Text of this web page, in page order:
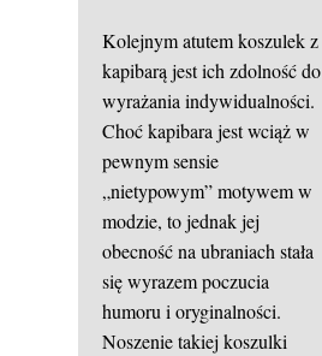
Kolejnym atutem koszulek z
kapibarą jest ich zdolność do
wyrażania indywidualności.
Choć kapibara jest wciąż w
pewnym sensie
„nietypowym” motywem w
modzie, to jednak jej
obecność na ubraniach stała
się wyrazem poczucia
humoru i oryginalności.
Noszenie takiej koszulki